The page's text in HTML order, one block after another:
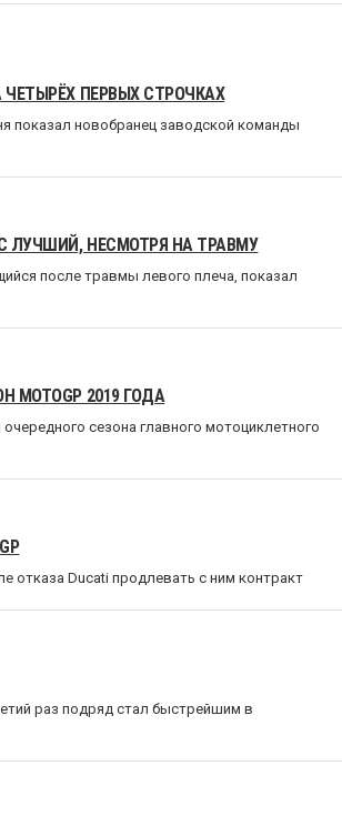
ЧЕТЫРЁХ ПЕРВЫХ СТРОЧКАХ
показал новобранец заводской команды
ЛУЧШИЙ, НЕСМОТРЯ НА ТРАВМУ
после травмы левого плеча, показал
2019 ГОДА
сезона главного мотоциклетного
отказа Ducati продлевать с ним контракт
раз подряд стал быстрейшим в